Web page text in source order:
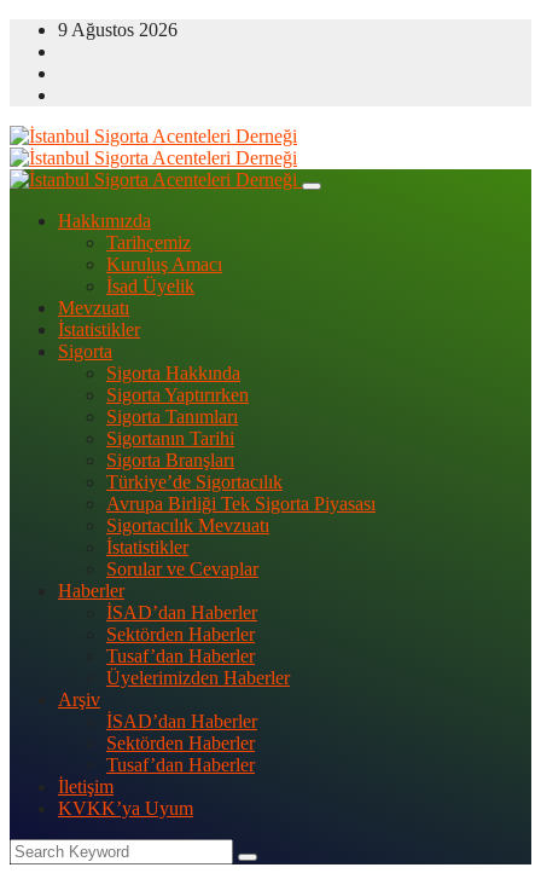
9 Ağustos 2026
Hakkımızda
Tarihçemiz
Kuruluş Amacı
İsad Üyelik
Mevzuatı
İstatistikler
Sigorta
Sigorta Hakkında
Sigorta Yaptırırken
Sigorta Tanımları
Sigortanın Tarihi
Sigorta Branşları
Türkiye’de Sigortacılık
Avrupa Birliği Tek Sigorta Piyasası
Sigortacılık Mevzuatı
İstatistikler
Sorular ve Cevaplar
Haberler
İSAD’dan Haberler
Sektörden Haberler
Tusaf’dan Haberler
Üyelerimizden Haberler
Arşiv
İSAD’dan Haberler
Sektörden Haberler
Tusaf’dan Haberler
İletişim
KVKK’ya Uyum